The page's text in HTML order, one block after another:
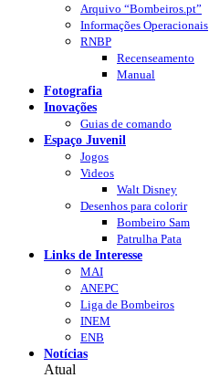
Arquivo “Bombeiros.pt”
Informações Operacionais
RNBP
Recenseamento
Manual
Fotografia
Inovações
Guias de comando
Espaço Juvenil
Jogos
Videos
Walt Disney
Desenhos para colorir
Bombeiro Sam
Patrulha Pata
Links de Interesse
MAI
ANEPC
Liga de Bombeiros
INEM
ENB
Notícias
Atual